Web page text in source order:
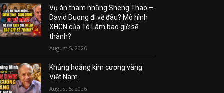
Vụ án tham nhũng Sheng Thao –
David Duong đi về đâu? Mô hình
XHCN của Tô Lâm bao giờ sẽ
thành?
August 5, 2026
Khủng hoảng kim cương vàng
Việt Nam
August 5, 2026